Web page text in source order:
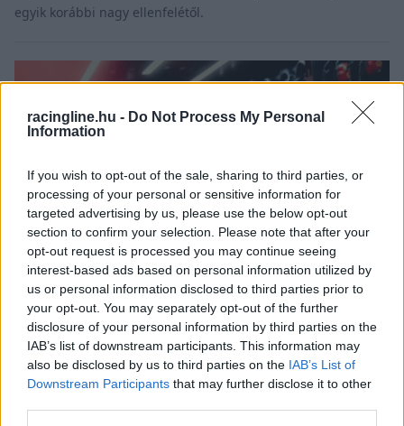
racingline.hu - Do Not Process My Personal
Information
If you wish to opt-out of the sale, sharing to third parties, or
processing of your personal or sensitive information for
targeted advertising by us, please use the below opt-out
section to confirm your selection. Please note that after your
opt-out request is processed you may continue seeing
interest-based ads based on personal information utilized by
us or personal information disclosed to third parties prior to
your opt-out. You may separately opt-out of the further
disclosure of your personal information by third parties on the
IAB’s list of downstream participants. This information may
also be disclosed by us to third parties on the IAB’s List of
Downstream Participants that may further disclose it to other
egyik korábbi nagy ellenfelétől.
FORMA-1 / 2025. DEC. 16.
Hamilton „nem szereti vagy nem
akarja” – két nagy probléma is
rémálommá teheti a brit 2026-os